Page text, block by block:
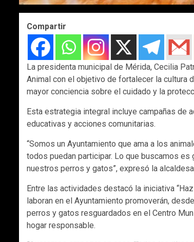
Compartir
La presidenta municipal de Mérida, Cecilia
Animal con el objetivo de fortalecer la cultura
mayor conciencia sobre el cuidado y la
Esta estrategia integral incluye campañas de
educativas y acciones comunitarias.
“Somos un Ayuntamiento que ama a los
todos puedan participar. Lo que buscamos
nuestros perros y gatos”, expresó la
Entre las actividades destacó la iniciativa
laboran en el Ayuntamiento promoverán,
perros y gatos resguardados en el Centro
hogar responsable.